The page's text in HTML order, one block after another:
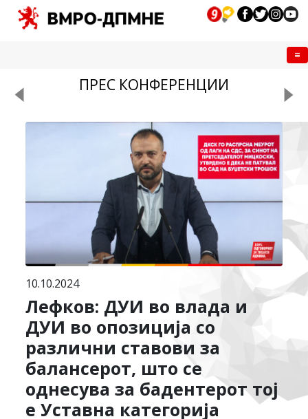
ПРЕС КОНФЕРЕНЦИИ
10.10.2024
Лефков: ДУИ во влада и
ДУИ во опозиција со
различни ставови за
балансерот, што се
однесува за бадентерот тој
е Уставна категорија